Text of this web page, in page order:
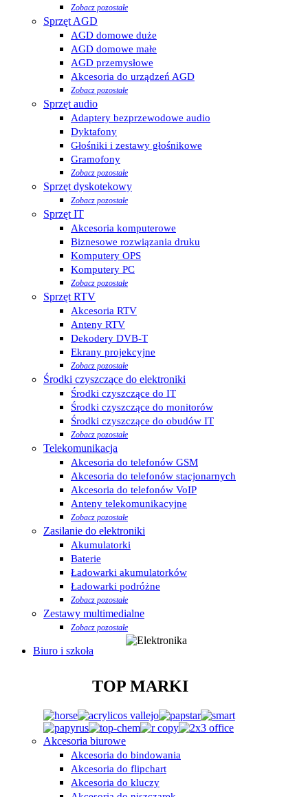
Zobacz pozostałe
Sprzęt AGD
AGD domowe duże
AGD domowe małe
AGD przemysłowe
Akcesoria do urządzeń AGD
Zobacz pozostałe
Sprzęt audio
Adaptery bezprzewodowe audio
Dyktafony
Głośniki i zestawy głośnikowe
Gramofony
Zobacz pozostałe
Sprzęt dyskotekowy
Zobacz pozostałe
Sprzęt IT
Akcesoria komputerowe
Biznesowe rozwiązania druku
Komputery OPS
Komputery PC
Zobacz pozostałe
Sprzęt RTV
Akcesoria RTV
Anteny RTV
Dekodery DVB-T
Ekrany projekcyjne
Zobacz pozostałe
Środki czyszczące do elektroniki
Środki czyszczące do IT
Środki czyszczące do monitorów
Środki czyszczące do obudów IT
Zobacz pozostałe
Telekomunikacja
Akcesoria do telefonów GSM
Akcesoria do telefonów stacjonarnych
Akcesoria do telefonów VoIP
Anteny telekomunikacyjne
Zobacz pozostałe
Zasilanie do elektroniki
Akumulatorki
Baterie
Ładowarki akumulatorków
Ładowarki podróżne
Zobacz pozostałe
Zestawy multimedialne
Zobacz pozostałe
Biuro i szkoła
TOP MARKI
Akcesoria biurowe
Akcesoria do bindowania
Akcesoria do flipchart
Akcesoria do kluczy